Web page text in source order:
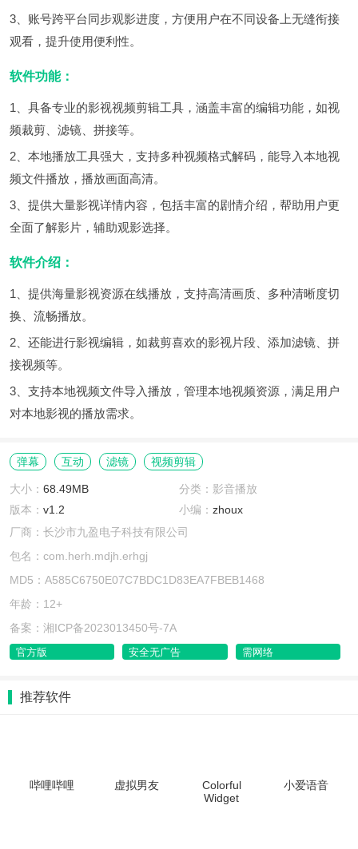
3、账号跨平台同步观影进度，方便用户在不同设备上无缝衔接
观看，提升使用便利性。
软件功能：
1、具备专业的影视视频剪辑工具，涵盖丰富的编辑功能，如视
频裁剪、滤镜、拼接等。
2、本地播放工具强大，支持多种视频格式解码，能导入本地视
频文件播放，播放画面高清。
3、提供大量影视详情内容，包括丰富的剧情介绍，帮助用户更
全面了解影片，辅助观影选择。
软件介绍：
1、提供海量影视资源在线播放，支持高清画质、多种清晰度切
换、流畅播放。
2、还能进行影视编辑，如裁剪喜欢的影视片段、添加滤镜、拼
接视频等。
3、支持本地视频文件导入播放，管理本地视频资源，满足用户
对本地影视的播放需求。
弹幕 互动 滤镜 视频剪辑
大小： 68.49MB
分类：影音播放
版本： v1.2 小编： zhoux
厂商：长沙市九盈电子科技有限公司
包名：com.herh.mdjh.erhgj
MD5：A585C6750E07C7BDC1D83EA7FBEB1468
年龄：12+
备案：湘ICP备2023013450号-7A
官方版 安全无广告 需网络
推荐软件
哔哩哔哩 虚拟男友
Colorful
Widget
小爱语音